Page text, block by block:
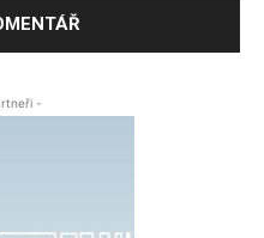
-